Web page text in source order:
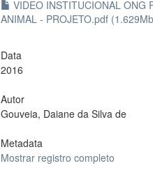
VIDEO INSTITUCIONAL ONG
ANIMAL - PROJETO.pdf
Data
2016
Autor
Gouveia, Daiane da Silva de
Metadata
Mostrar registro completo